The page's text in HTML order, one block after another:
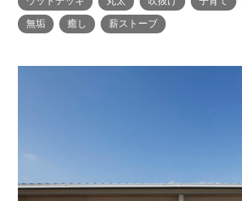
無垢
癒し 薪ストーブ
大工紹介 ・MARUTA
ORDER
・MARUTAの家
ORDERの家一